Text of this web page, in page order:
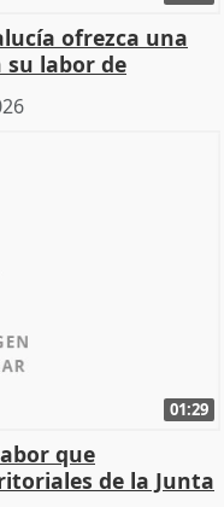
ofrezca una
labor de
01:29
que
de la Junta